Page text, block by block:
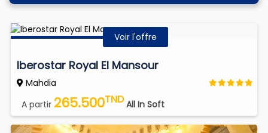
Voir l'offre
Iberostar Royal El Mansour
Mahdia
A partir 265.500TND All In Soft